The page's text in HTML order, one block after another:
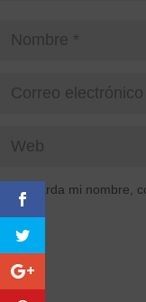
Guarda mi nombre,